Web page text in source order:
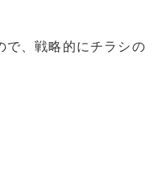
で、戦略的にチラシの